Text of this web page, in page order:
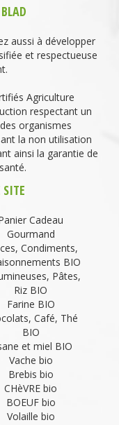
aussi à développer
et respectueuse
Agriculture
respectant un
organismes
la non utilisation
ainsi la garantie de
SITE
Cadeau
Gourmand
Condiments,
BIO
Pâtes,
Riz BIO
Farine BIO
Café, Thé
BIO
et miel BIO
Vache bio
Brebis bio
CHèVRE bio
BOEUF bio
Volaille bio